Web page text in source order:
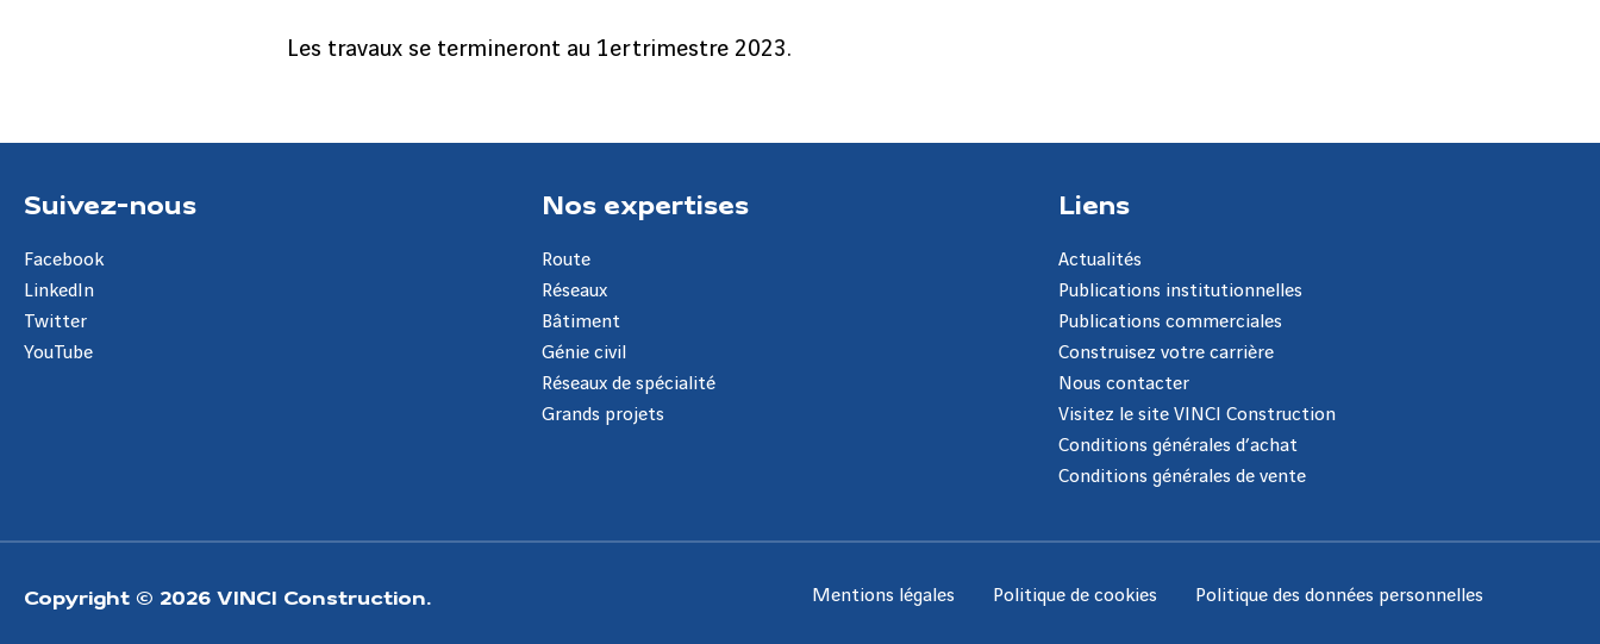
Les travaux se termineront au 1er trimestre 2023.
Suivez-nous
Facebook
LinkedIn
Twitter
YouTube
Nos expertises
Route
Réseaux
Bâtiment
Génie civil
Réseaux de spécialité
Grands projets
Liens
Actualités
Publications institutionnelles
Publications commerciales
Construisez votre carrière
Nous contacter
Visitez le site VINCI Construction
Conditions générales d’achat
Conditions générales de vente
Copyright © 2026 VINCI Construction. Mentions légales Politique de cookies Politique des données personnelles